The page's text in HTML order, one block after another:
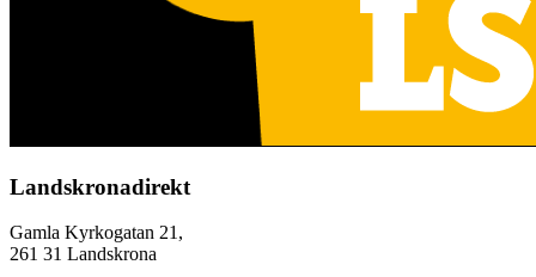
Landskronadirekt
Gamla Kyrkogatan 21,
261 31 Landskrona